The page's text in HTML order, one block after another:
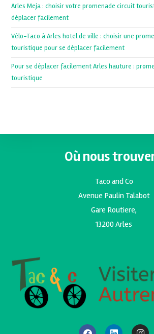
Arles Meja : choisir votre promenade circuit
déplacer facilement
Vélo-Taco à Arles hotel de ville : choisir une
touristique pour se déplacer facilement
Pour se déplacer facilement Arles hauture :
touristique
Où nous
Taco and Co
Avenue Paulin Talabot
Gare Routiere,
13200 Arles